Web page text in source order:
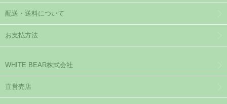
配送・送料について
お支払方法
WHITE BEAR株式会社
直営売店